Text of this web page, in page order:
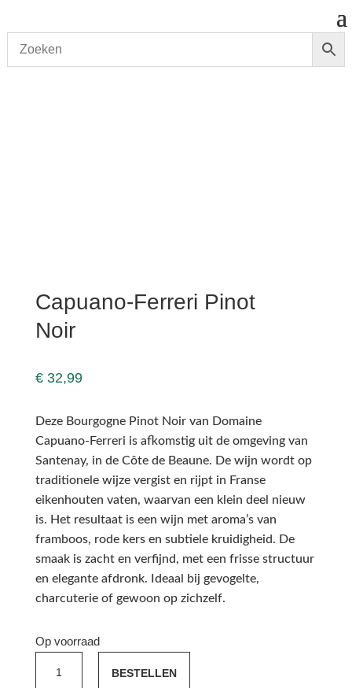
Capuano‑Ferreri Pinot
Noir
€32,99
Deze Bourgogne Pinot Noir van Domaine
Capuano‑Ferreri is afkomstig uit de omgeving van
Santenay, in de Côte de Beaune. De wijn wordt op
traditionele wijze vergist en rijpt in Franse
eikenhouten vaten, waarvan een klein deel nieuw
is. Het resultaat is een wijn met aroma’s van
framboos, rode kers en subtiele kruidigheid. De
smaak is zacht en verfijnd, met een frisse structuur
en elegante afdronk. Ideaal bij gevogelte,
charcuterie of gewoon op zichzelf.
Op voorraad
Pinot
BESTELLEN